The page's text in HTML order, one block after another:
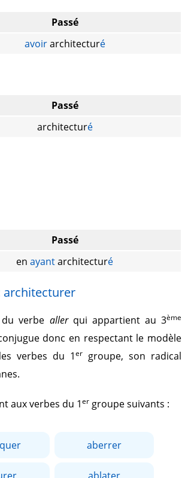
Passé
avoirarchitecturé
Passé
architecturé
Passé
en ayantarchitecturé
architecturer
verbe allerqui appartient au 3ème
donc en respectant le modèle
verbes du 1ergroupe, son radical
aux verbes du 1er groupe suivants :
aberrer